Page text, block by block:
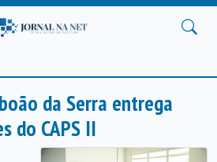
da Serra entrega
do CAPS II